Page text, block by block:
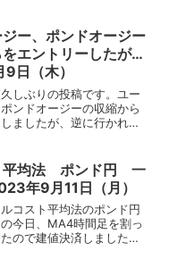
ー、ポンドオージー
エントリーしたが…
日（木）
しぶりの投稿です。ユー
ンドオージーの収縮から
ましたが、逆に行かれ損
平均法 ポンド円 一
年9月11日（月）
コスト平均法のポンド円
今日、MA4時間足を割っ
ので建値決済しました。